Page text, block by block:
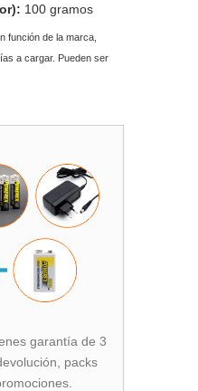
100 gramos
función de la marca,
a cargar. Pueden ser
garantía de 3
packs